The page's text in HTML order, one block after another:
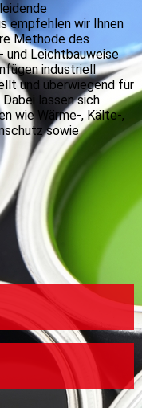
empfehlen wir Ihnen
Methode des
und Leichtbauweise
industriell
und überwiegend für
lassen sich
wie Wärme-, Kälte-,
sowie